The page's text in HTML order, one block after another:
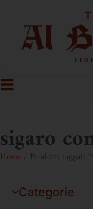
sigaro
Home / Prodotti taggati
Categorie